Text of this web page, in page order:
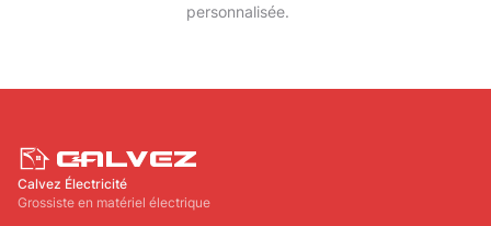
personnalisée.
Calvez Électricité
Grossiste en matériel électrique